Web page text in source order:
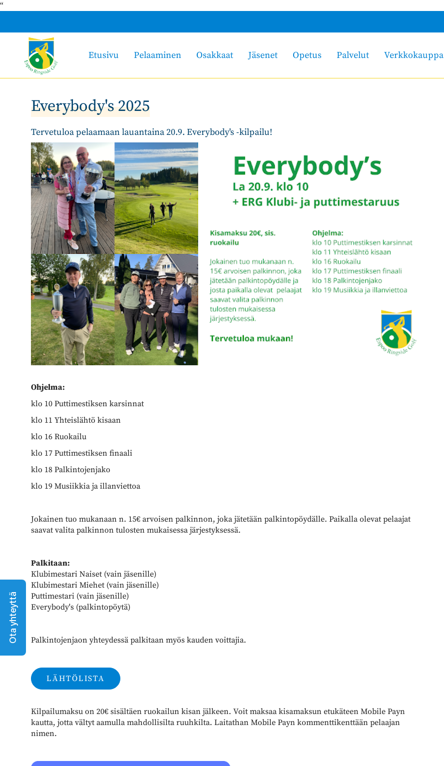
Ota yhteyttä
“
Etusivu Pelaaminen Osakkaat Jäsenet Opetus Palvelut Verkkokauppa
Everybody's 2025
Tervetuloa pelaamaan lauantaina 20.9. Everybody's -kilpailu!
Ohjelma:
klo 10 Puttimestiksen karsinnat
klo 11 Yhteislähtö kisaan
klo 16 Ruokailu
klo 17 Puttimestiksen finaali
klo 18 Palkintojenjako
klo 19 Musiikkia ja illanviettoa
Jokainen tuo mukanaan n. 15€ arvoisen palkinnon, joka jätetään palkintopöydälle. Paikalla olevat pelaajat
saavat valita palkinnon tulosten mukaisessa järjestyksessä.
Palkitaan:
Klubimestari Naiset (vain jäsenille)
Klubimestari Miehet (vain jäsenille)
Puttimestari (vain jäsenille)
Everybody's (palkintopöytä)
Palkintojenjaon yhteydessä palkitaan myös kauden voittajia.
LÄHTÖLISTA
Kilpailumaksu on 20€ sisältäen ruokailun kisan jälkeen. Voit maksaa kisamaksun etukäteen Mobile Payn
kautta, jotta vältyt aamulla mahdollisilta ruuhkilta. Laitathan Mobile Payn kommenttikenttään pelaajan
nimen.